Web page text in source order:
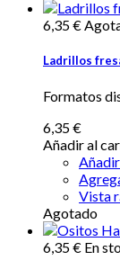
6,35 €
Ladrillos
Formatos
6,35 €
Añadir al
Vista
Agotado
6,35 € En